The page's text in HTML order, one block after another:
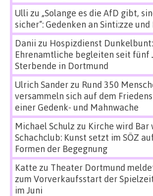
Ulli zu „Solange es die AfD gibt,
sicher“: Gedenken an Sinti:zze und
Danii zu Hospizdienst Dunkelbunt:
Ehrenamtliche begleiten seit fünf
Sterbende in Dortmund
Ulrich Sanderzu Rund 350
versammeln sich auf dem
einer Gedenk- und Mahnwache
Michael Schulz zu Kirche wird Bar
Schachclub: Kunst setzt im SÖZ
Formen der Begegnung
Katte zu Theater Dortmund
zum Vorverkaufsstart der
im Juni